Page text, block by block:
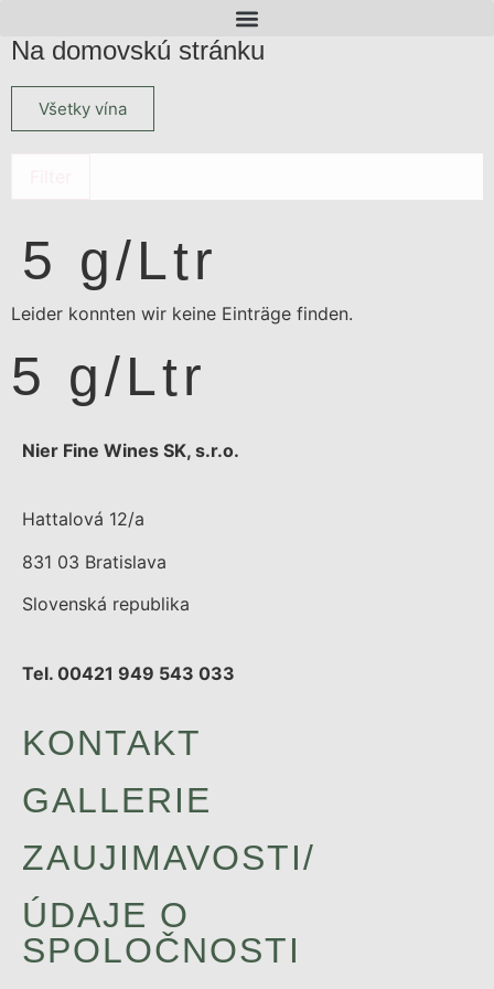
Na domovskú stránku
Všetky vína
5 g/Ltr
Leider konnten wir keine Einträge finden.
5 g/Ltr
Nier Fine Wines SK, s.r.o.
Hattalová 12/a
831 03 Bratislava
Slovenská republika
Tel. 00421 949 543 033
KONTAKT
GALLERIE
ZAUJIMAVOSTI/
ÚDAJE O
SPOLOČNOSTI